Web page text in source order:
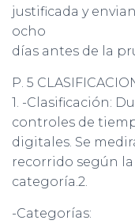
justificada y
ocho
días antes de la
P. 5
1. -Clasificación:
controles de
digitales. Se
recorrido según la
categoría.2.
-Categorías: